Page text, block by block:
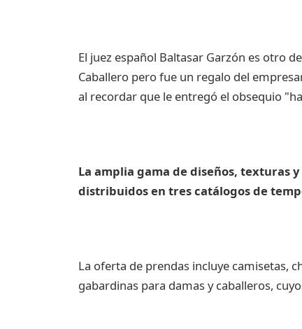
El juez español Baltasar Garzón es otro
Caballero pero fue un regalo del
al recordar que le entregó el obsequio
La amplia gama de diseños, texturas
distribuidos en tres catálogos de
La oferta de prendas incluye camisetas,
gabardinas para damas y caballeros,